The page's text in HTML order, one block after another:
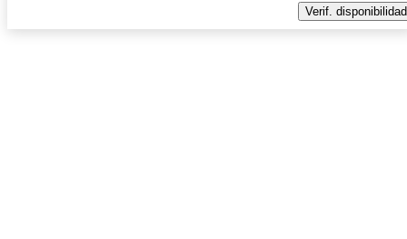
Verif. disponibilidad